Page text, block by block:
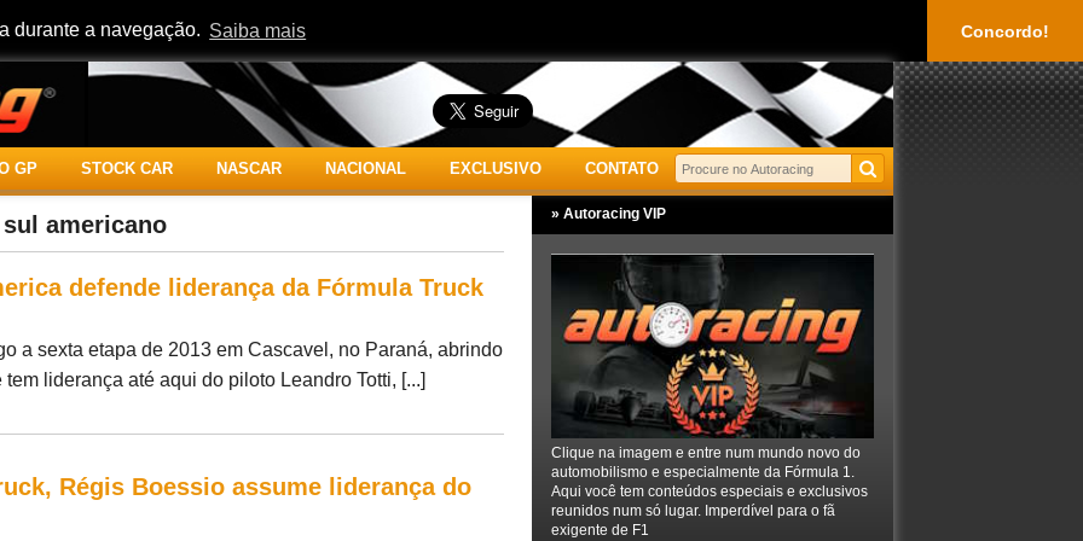
durante a navegação. Saiba mais Concordo!
GP STOCK CAR NASCAR NACIONAL EXCLUSIVO CONTATO
americano
defende liderança da Fórmula Truck
a sexta etapa de 2013 em Cascavel, no Paraná, abrindo
liderança até aqui do piloto Leandro Totti, [...]
Régis Boessio assume liderança do
» Autoracing VIP
Clique na imagem e entre num mundo novo do
automobilismo e especialmente da Fórmula 1.
Aqui você tem conteúdos especiais e exclusivos
reunidos num só lugar. Imperdível para o fã
exigente de F1